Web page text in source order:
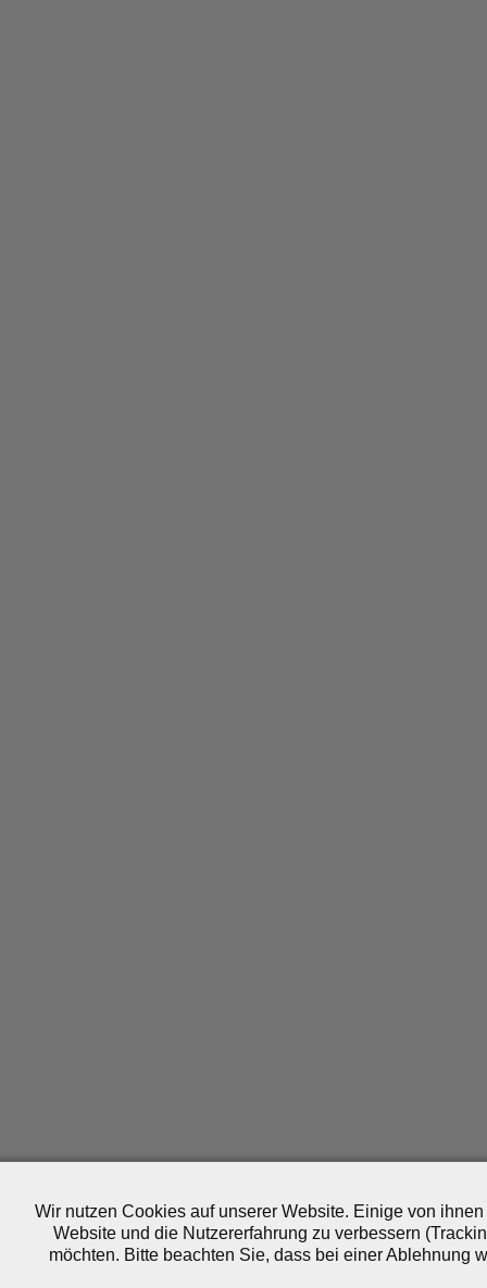
Wir nutzen Cookies auf unserer Website. Einige von
Website und die Nutzererfahrung zu verbessern
möchten. Bitte beachten Sie, dass bei einer Ablehnung